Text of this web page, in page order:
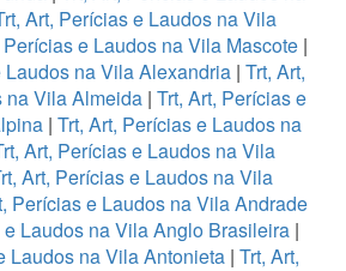
Art, Perícias e Laudos na Vila
Perícias e Laudos na Vila Mascote |
Laudos na Vila Alexandria| Trt, Art,
na Vila Almeida | Trt, Art, Perícias e
| Trt, Art, Perícias e Laudos na
Art, Perícias e Laudos na Vila
Art, Perícias e Laudos na Vila
Perícias e Laudos na Vila Andrade
e Laudos na Vila Anglo Brasileira |
Laudos na Vila Antonieta | Trt, Art,